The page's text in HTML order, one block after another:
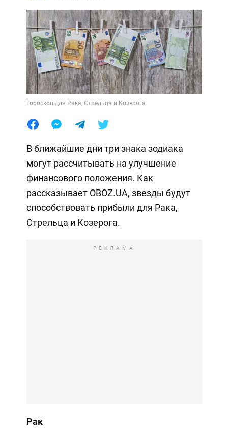
Гороскоп для Рака, Стрельца и Козерога
В ближайшие дни три знака зодиака
могут рассчитывать на улучшение
финансового положения. Как
рассказывает OBOZ.UA, звезды будут
способствовать прибыли для Рака,
Стрельца и Козерога.
РЕКЛАМА
Рак